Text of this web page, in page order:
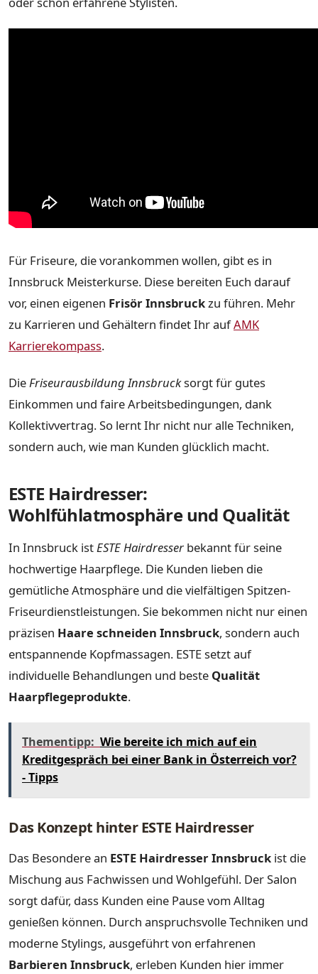
Für Friseure, die vorankommen wollen, gibt es in
Innsbruck Meisterkurse. Diese bereiten Euch darauf
vor, einen eigenen Frisör Innsbruckzu führen. Mehr
zu Karrieren und Gehältern findet Ihr aufAMK
Karrierekompass.
Die Friseurausbildung Innsbrucksorgt für gutes
Einkommen und faire Arbeitsbedingungen, dank
Kollektivvertrag. So lernt Ihr nicht nur alle Techniken,
sondern auch, wie man Kunden glücklich macht.
ESTE Hairdresser:
Wohlfühlatmosphäre und Qualität
In Innsbruck ist ESTE Hairdresser bekannt für seine
hochwertige Haarpflege. Die Kunden lieben die
gemütliche Atmosphäre und die vielfältigen Spitzen-
Friseurdienstleistungen. Sie bekommen nicht nur einen
präzisen Haare schneiden Innsbruck, sondern auch
entspannende Kopfmassagen. ESTE setzt auf
individuelle Behandlungen und beste Qualität
Haarpflegeprodukte.
Thementipp: Wie bereite ich mich auf ein
Kreditgespräch bei einer Bank in Österreich vor?
- Tipps
Das Konzept hinter ESTE Hairdresser
Das Besondere an ESTE Hairdresser Innsbruck ist die
Mischung aus Fachwissen und Wohlgefühl. Der Salon
sorgt dafür, dass Kunden eine Pause vom Alltag
genießen können. Durch anspruchsvolle Techniken und
moderne Stylings, ausgeführt von erfahrenen
Barbieren Innsbruck, erleben Kunden hier immer